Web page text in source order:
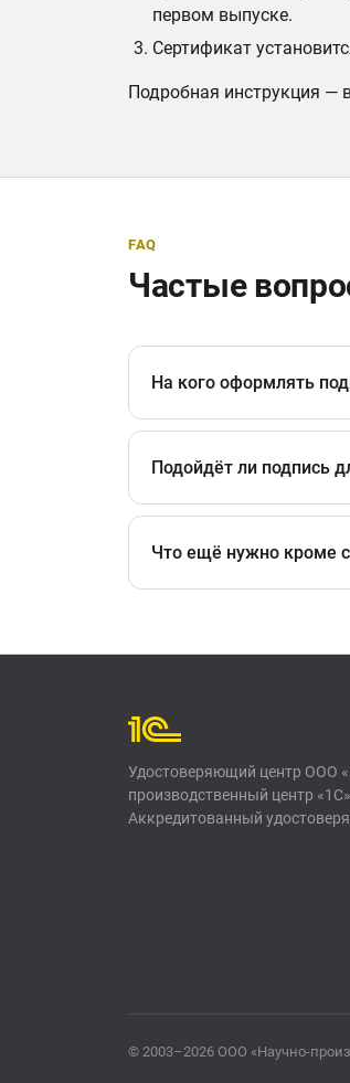
первом выпуске.
Сертификат
Подробная инструкция —
FAQ
Частые
На кого оформлять
Подойдёт ли подпись
Что ещё нужно кроме
Удостоверяющий центр ООО
производственный центр
Аккредитованный
© 2003–2026 ООО «Научно-